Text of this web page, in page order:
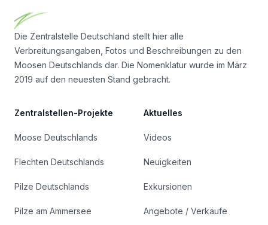
Die Zentralstelle Deutschland stellt hier alle
Verbreitungsangaben, Fotos und Beschreibungen zu den
Moosen Deutschlands dar. Die Nomenklatur wurde im März
2019 auf den neuesten Stand gebracht.
Zentralstellen-Projekte
Moose Deutschlands
Flechten Deutschlands
Pilze Deutschlands
Pilze am Ammersee
Aktuelles
Videos
Neuigkeiten
Exkursionen
Angebote / Verkäufe